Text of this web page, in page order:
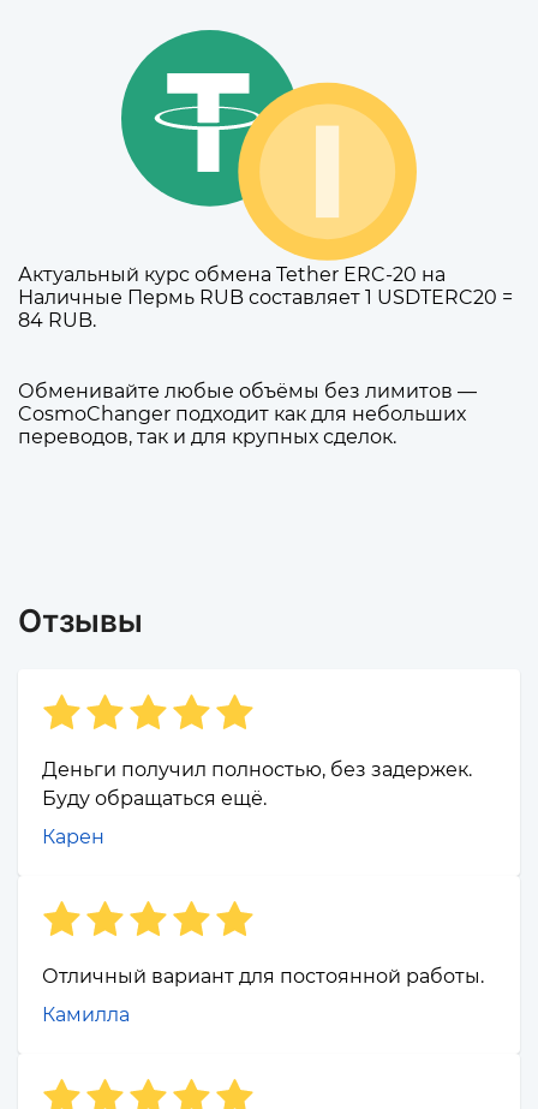
Актуальный курс обмена Tether ERC-20 на
Наличные Пермь RUB составляет 1 USDTERC20 =
84 RUB.
Обменивайте любые объёмы без лимитов —
CosmoChanger подходит как для небольших
переводов, так и для крупных сделок.
Отзывы
Деньги получил полностью, без задержек.
Буду обращаться ещё.
Карен
Отличный вариант для постоянной работы.
Камилла